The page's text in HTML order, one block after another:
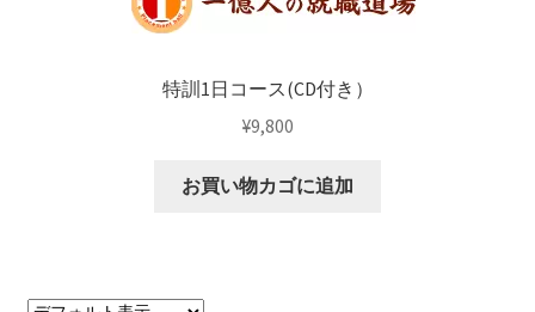
特訓1日コース(CD付き）
¥9,800
お買い物カゴに追加